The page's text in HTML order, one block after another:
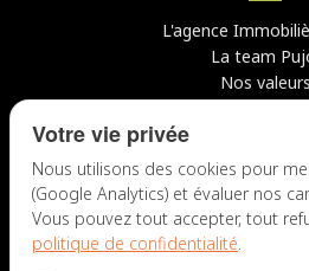
L'agence
La team
Nos valeurs
Avis clients
Candidater chez
NOUS
Votre vie privée
Nous utilisons des cookies pour
(Google Analytics) et évaluer nos
Vous pouvez tout accepter, tout
politique de confidentialité.